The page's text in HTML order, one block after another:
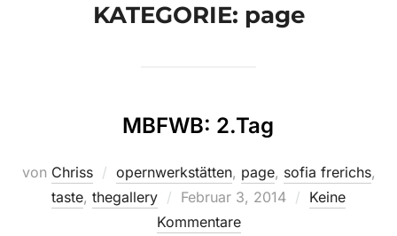
KATEGORIE: page
MBFWB: 2.Tag
von Chriss opernwerkstätten, page, sofia frerichs,
taste, thegallery
Veröffentlicht
am
Februar 3, 2014
Keine
Kommentare